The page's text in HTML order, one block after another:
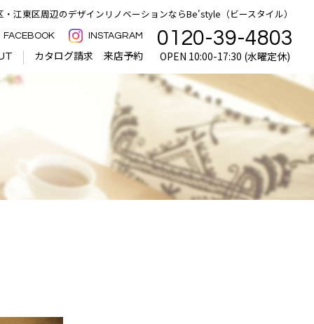
江東区周辺のデザインリノベーションならBe'style（ビースタイル）
FACEBOOK INSTAGRAM
中古物件×リノベで叶える理想
カタログ請求 来店予約
0120-39-4803
OPEN 10:00-17:30 (水曜定休)